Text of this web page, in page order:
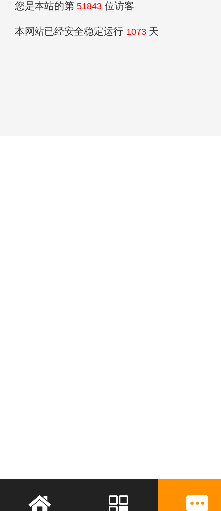
您是本站的第 51843 位访客
本网站已经安全稳定运行 1073 天